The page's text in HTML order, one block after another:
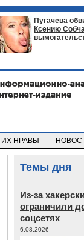
Пугачева
Ксению
ИХ НРАВЫ
Темы дня
Из‑за
ограничили
соцсетях
6.08.2026